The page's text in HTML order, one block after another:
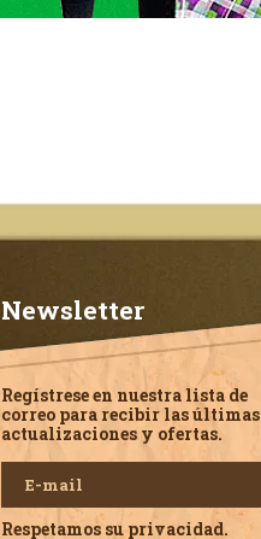
Newsletter
Regístrese en nuestra lista de
correo para recibir las últimas
actualizaciones y ofertas.
Respetamos su privacidad.